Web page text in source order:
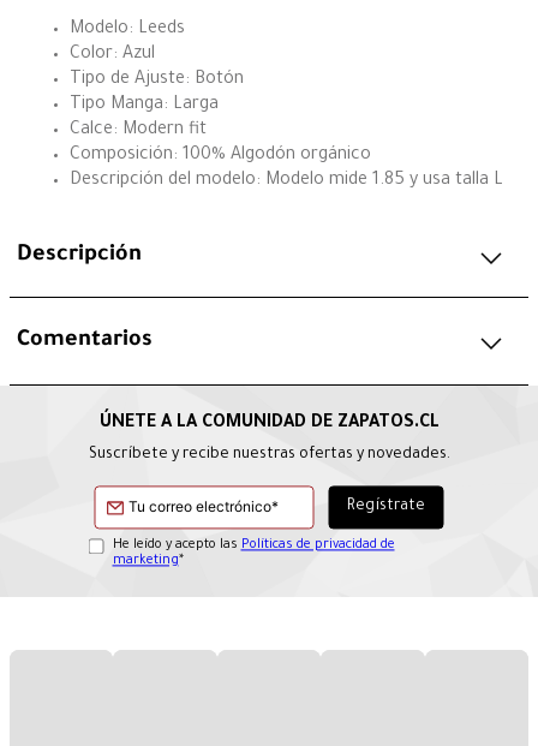
Modelo: Leeds
Color: Azul
Tipo de Ajuste: Botón
Tipo Manga: Larga
Calce: Modern fit
Composición: 100% Algodón orgánico
Descripción del modelo: Modelo mide 1.85 y usa talla L
Descripción
Comentarios
Suscríbete y recibe nuestras ofertas y novedades.
He leído y acepto las Políticas de privacidad de
marketing*